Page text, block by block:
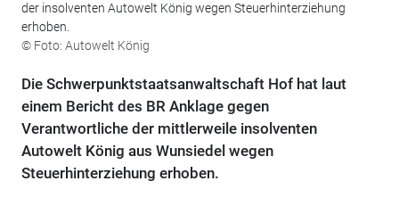
der insolventen Autowelt König wegen Steuerhinterziehung
erhoben.
© Foto: Autowelt König
Die Schwerpunktstaatsanwaltschaft Hof hat laut
einem Bericht des BR Anklage gegen
Verantwortliche der mittlerweile insolventen
Autowelt König aus Wunsiedel wegen
Steuerhinterziehung erhoben.